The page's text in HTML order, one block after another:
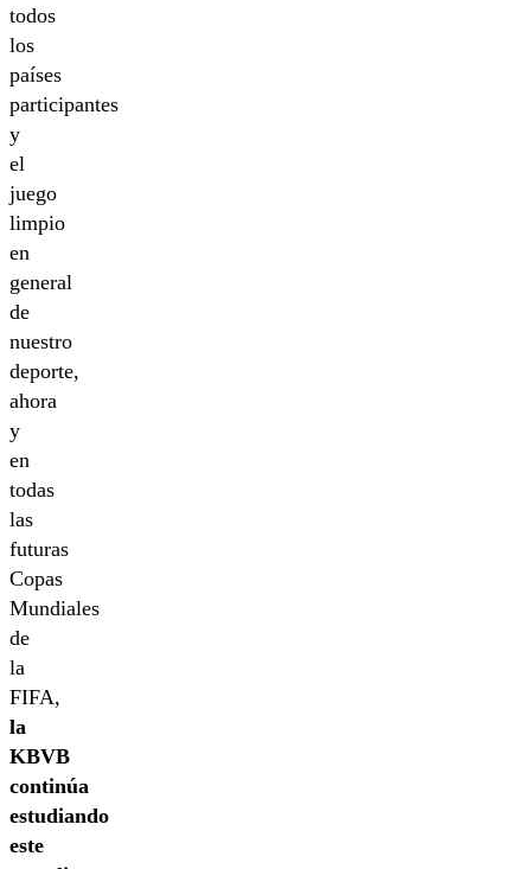
todos
los
países
participantes
y
el
juego
limpio
en
general
de
nuestro
deporte,
ahora
y
en
todas
las
futuras
Copas
Mundiales
de
la
FIFA,
la
KBVB
continúa
estudiando
este